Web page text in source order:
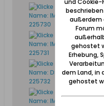
und Cookie-
außerdem
Forum
gehostet
Erhebung,
dem Land, in
gehostet